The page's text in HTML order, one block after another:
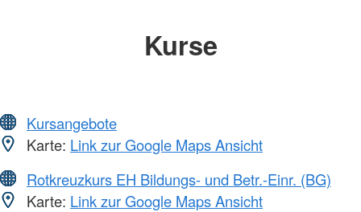
Kurse
Kursangebote
Karte: Link zur Google Maps Ansicht
Rotkreuzkurs EH Bildungs- und Betr.-Einr. (BG)
Karte: Link zur Google Maps Ansicht